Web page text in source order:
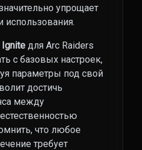
упрощает
использования.
Ignite для Arc Raiders
с базовых настроек,
параметры под свой
достичь
между
что любое
требует